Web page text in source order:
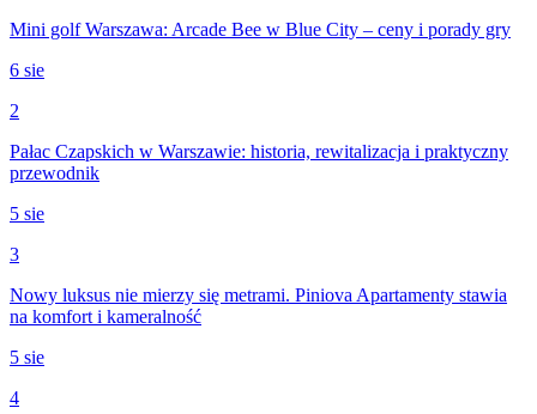
Mini golf Warszawa: Arcade Bee w Blue City – ceny i porady gry
6 sie
2
Pałac Czapskich w Warszawie: historia, rewitalizacja i praktyczny
przewodnik
5 sie
3
Nowy luksus nie mierzy się metrami. Piniova Apartamenty stawia
na komfort i kameralność
5 sie
4